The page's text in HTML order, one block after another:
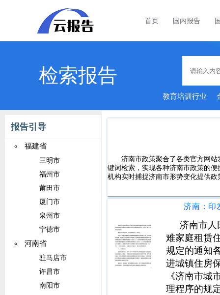
首页 国内报告
检索报告
教育培训行业
经济
报告引导
福建省
三明市
福州市
莆田市
厦门市
泉州市
宁德市
河南省
驻马店市
许昌市
南阳市
济南市政策聚合了各类官方网
键词检索，实现各种济南市政策的
机构实时捕捉济南市形势变化提供政
济南市人
难家庭租赁
规定的通知
进城镇住房
《济南市城
理程序的规